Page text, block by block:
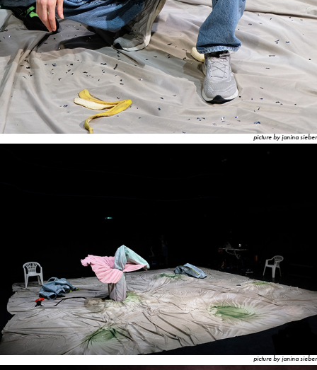
picture by janina sieber
picture by janina sieber